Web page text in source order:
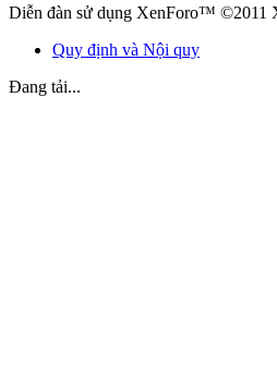
Diễn đàn sử dụng XenForo™ ©2011
Quy định và Nội quy
Đang tải...